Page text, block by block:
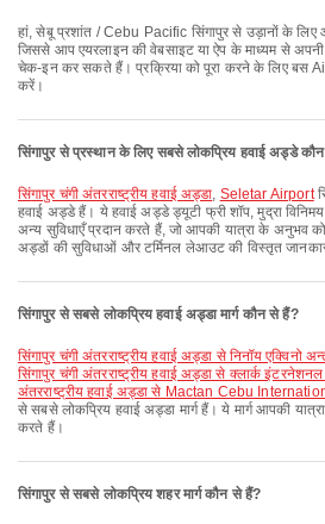
हां, सेबू प्रशांत / Cebu Pacific सिंगापुर से उड़ानों के लिए ऑनलाइन चेक-इन प्रदान करता है,
जिससे आप एयरलाइन की वेबसाइट या ऐप के माध्यम से
चेक-इन कर सकते हैं। प्रक्रिया को पूरा करने के लिए बस
करें।
सिंगापुर से प्रस्थान के लिए सबसे लोकप्रिय हवाई अड्डे
सिंगापुर चंगी अंतरराष्ट्रीय हवाई अड्डा, Seletar Airport
हवाई अड्डे हैं। ये हवाई अड्डे ड्यूटी फ्री शॉप, मुद्रा
अन्य सुविधाएँ प्रदान करते हैं, जो आपकी यात्रा के अनुभव
अड्डों की सुविधाओं और टर्मिनल लेआउट की विस्तृत
सिंगापुर से सबसे लोकप्रिय हवाई अड्डा मार्ग कौन से हैं?
सिंगापुर चंगी अंतरराष्ट्रीय हवाई अड्डा से निनॉय एक्विनो
सिंगापुर चंगी अंतरराष्ट्रीय हवाई अड्डा से क्लार्क
अंतरराष्ट्रीय हवाई अड्डा से Mactan Cebu
से सबसे लोकप्रिय हवाई अड्डा मार्ग हैं। ये मार्ग आपकी
करते हैं।
सिंगापुर से सबसे लोकप्रिय शहर मार्ग कौन से हैं?